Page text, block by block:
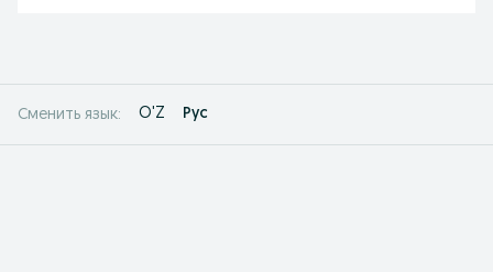
Сменить язык: O'Z Рус